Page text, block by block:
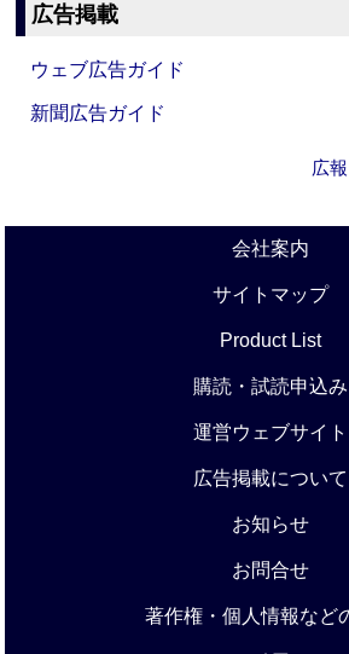
広告掲載
ウェブ広告ガイド
新聞広告ガイド
広
会社案内
サイトマップ
Product List
購読・試読申込み
運営ウェブサイト
広告掲載について
お知らせ
お問合せ
著作権・個人情報など